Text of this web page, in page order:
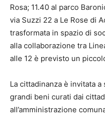
Rosa; 11.40 al parco
via Suzzi 22 a Le Rose di
trasformata in spazio di
alla collaborazione tra
alle 12 è previsto un
La cittadinanza è invitata
grandi beni curati dai
all’amministrazione